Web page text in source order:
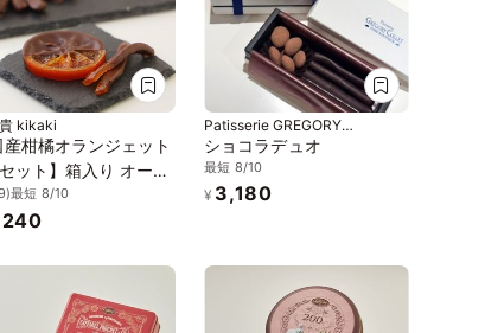
kikaki
産柑橘オランジェット
ット】箱入り オーガ
・グルテンフリー・
不使用・動物性食品
最短 8/10
Patisserie GREGORY
COLLET (グレゴリー・コレ)
ショコラデュオ
最短 8/10
¥ 3,180